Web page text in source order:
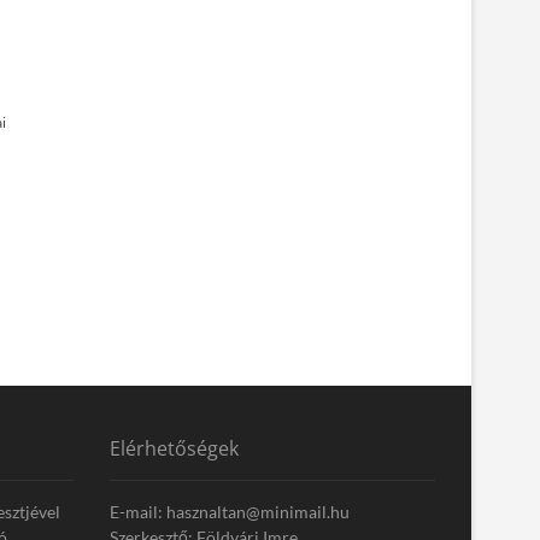
Elérhetőségek
E-mail: hasznaltan@minimail.hu